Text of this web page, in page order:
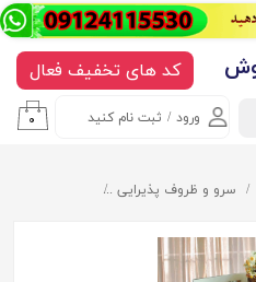
ورود / ثبت نام کنید ۰
کد های تخفیف فعال
سرو و ظروف پذیرایی